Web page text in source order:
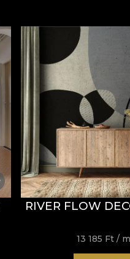
RIVER FLOW
13 185 Ft /